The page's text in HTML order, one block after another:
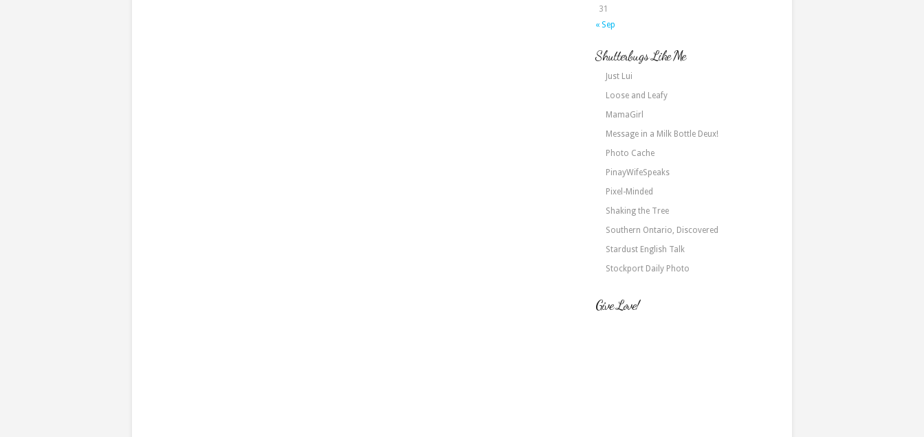
31
« Sep
Shutterbugs Like Me
Just Lui
Loose and Leafy
MamaGirl
Message in a Milk Bottle Deux!
Photo Cache
PinayWifeSpeaks
Pixel-Minded
Shaking the Tree
Southern Ontario, Discovered
Stardust English Talk
Stockport Daily Photo
Give Love!